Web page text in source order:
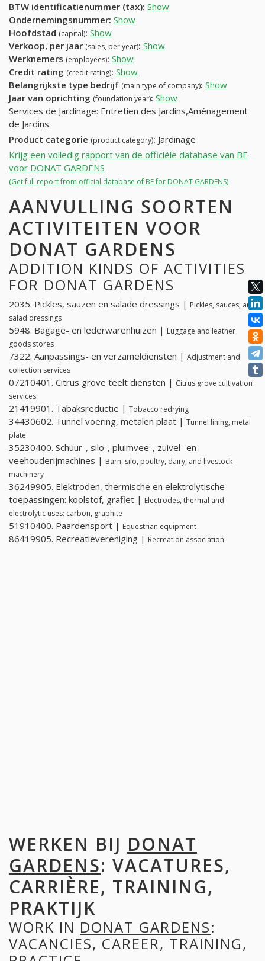
BTW identificatienummer (tax): Show
Ondernemingsnummer: Show
Hoofdstad (capital): Show
Verkoop, per jaar (sales, per year): Show
Werknemers (employees): Show
Credit rating (credit rating): Show
Belangrijkste type bedrijf (main type of company): Show
Jaar van oprichting (foundation year): Show
Services de Jardinage: Entretien des Jardins,Aménagement
de Jardins.
Product categorie (product category): Jardinage
Krijg een volledig rapport van de officiële database van BE
voor DONAT GARDENS
(Get full report from official database of BE for DONAT GARDENS)
AANVULLING SOORTEN
ACTIVITEITEN VOOR
DONAT GARDENS
ADDITION KINDS OF ACTIVITIES
FOR DONAT GARDENS
2035. Pickles, sauzen en salade dressings | Pickles, sauces, and
salad dressings
5948. Bagage- en lederwarenhuizen | Luggage and leather
goods stores
7322. Aanpassings- en verzameldiensten | Adjustment and
collection services
07210401. Citrus grove teelt diensten | Citrus grove cultivation
services
21419901. Tabaksreductie | Tobacco redrying
34430602. Tunnel voering, metalen plaat | Tunnel lining, metal
plate
35230400. Schuur-, silo-, pluimvee-, zuivel- en
veehouderijmachines | Barn, silo, poultry, dairy, and livestock
machinery
36249905. Elektroden, thermische en elektrolytische
toepassingen: koolstof, grafiet | Electrodes, thermal and
electrolytic uses: carbon, graphite
51910400. Paardensport | Equestrian equipment
86419905. Recreatievereniging | Recreation association
WERKEN BIJ DONAT
GARDENS: VACATURES,
CARRIÈRE, TRAINING,
PRAKTIJK
WORK IN DONAT GARDENS:
VACANCIES, CAREER, TRAINING,